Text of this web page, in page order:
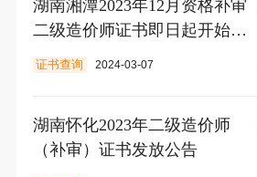
湖南湘潭2023年12月资格补审
二级造价师证书即日起开始发
放
证书查询 2024-03-07
湖南怀化2023年二级造价师
（补审）证书发放公告